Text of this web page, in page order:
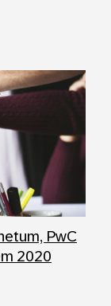
PwC
2020